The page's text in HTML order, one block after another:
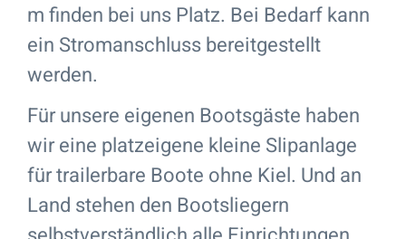
m finden bei uns Platz. Bei Bedarf kann
ein Stromanschluss bereitgestellt
werden.
Für unsere eigenen Bootsgäste haben
wir eine platzeigene kleine Slipanlage
für trailerbare Boote ohne Kiel. Und an
Land stehen den Bootsliegern